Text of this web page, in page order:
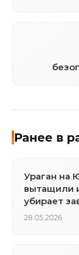
Ранее в
Ураган на
вытащили
убирает
28.05.2026